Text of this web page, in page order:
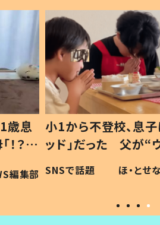
歳息
？」
編集部
小1から不登校、息子
ッド」だった 父が“
作り続ける理由と
#令和の子
SNSで話題 ほ・とせ